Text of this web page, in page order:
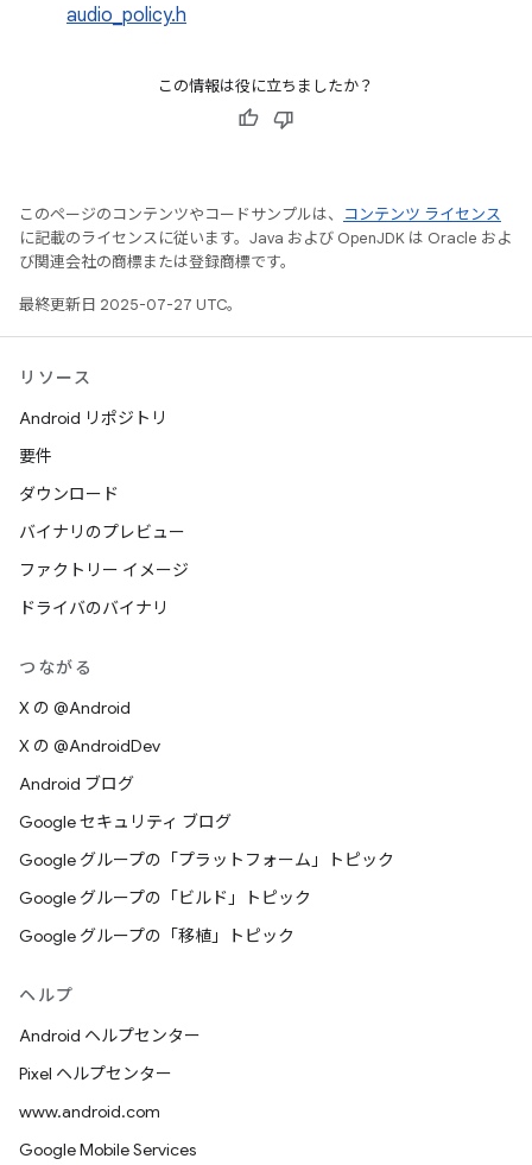
audio_policy.h
この情報は役に立ちましたか？
このページのコンテンツやコードサンプルは、
コンテンツ ライセンス
に記載のライセンスに従います。Java および OpenJDK は Oracle およ
び関連会社の商標または登録商標です。
最終更新日 2025-07-27 UTC。
リソース
Android リポジトリ
要件
ダウンロード
バイナリのプレビュー
ファクトリー イメージ
ドライバのバイナリ
つながる
X の @Android
X の @AndroidDev
Android ブログ
Google セキュリティ ブログ
Google グループの「プラットフォーム」トピック
Google グループの「ビルド」トピック
Google グループの「移植」トピック
ヘルプ
Android ヘルプセンター
Pixel ヘルプセンター
www.android.com
Google Mobile Services